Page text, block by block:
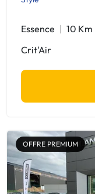
Essence 10 Km
Crit'Air
OFFRE PREMIUM